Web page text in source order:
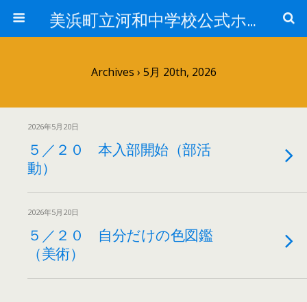
美浜町立河和中学校公式ホームページ
Archives › 5月 20th, 2026
2026年5月20日
５／２０ 本入部開始（部活
動）
2026年5月20日
５／２０ 自分だけの色図鑑
（美術）